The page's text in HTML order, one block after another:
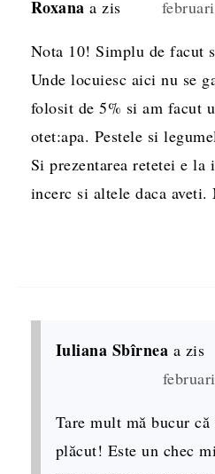
Roxana a zis
Nota 10! Simplu de facut
Unde locuiesc aici nu se
folosit de 5% si am facut
otet:apa. Pestele si
Si prezentarea retetei e la
incerc si altele daca
Iuliana Sbîrnea a zis
Tare mult mă bucur
plăcut! Este un chec